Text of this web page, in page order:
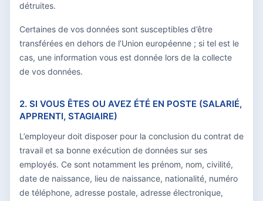
détruites.
Certaines de vos données sont susceptibles d’être
transférées en dehors de l’Union européenne ; si tel est le
cas, une information vous est donnée lors de la collecte
de vos données.
2. SI VOUS ÊTES OU AVEZ ÉTÉ EN POSTE (SALARIÉ,
APPRENTI, STAGIAIRE)
L’employeur doit disposer pour la conclusion du contrat de
travail et sa bonne exécution de données sur ses
employés. Ce sont notamment les prénom, nom, civilité,
date de naissance, lieu de naissance, nationalité, numéro
de téléphone, adresse postale, adresse électronique,